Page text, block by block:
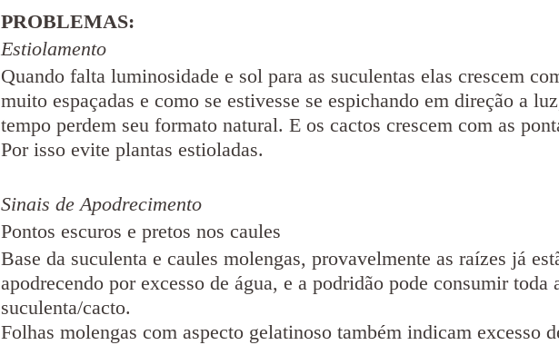
PROBLEMAS:
Estiolamento
Quando falta luminosidade e sol para as suculentas elas crescem
muito espaçadas e como se estivesse se espichando em direção a
tempo perdem seu formato natural. E os cactos crescem com as
Por isso evite plantas estioladas.
Sinais de Apodrecimento
Pontos escuros e pretos nos caules
Base da suculenta e caules molengas, provavelmente as raízes já
apodrecendo por excesso de água, e a podridão pode consumir toda
suculenta/cacto.
Folhas molengas com aspecto gelatinoso também indicam excesso